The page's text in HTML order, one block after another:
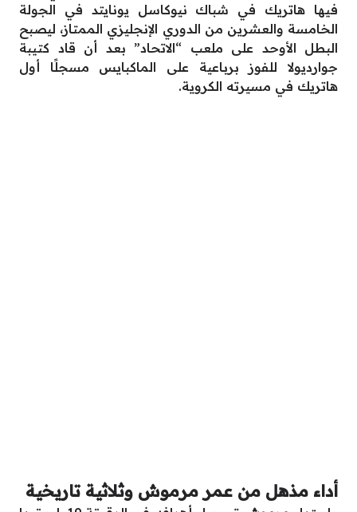
فيها هاتريك في شباك نيوكاسل يونايتد في الجولة
الخامسة والعشرين من الدوري الإنجليزي الممتاز، ليصبح
البطل الأوحد على ملعب “الاتحاد” بعد أن قاد كتيبة
جوارديولا للفوز برباعية على الماكبايس مسجلًا أول
هاتريك في مسيرته الكروية.
أداء مذهل من عمر مرموش وثلاثية تاريخية